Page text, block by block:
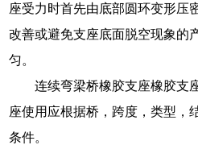
座受力时首先由底部圆环变形压
改善或避免支座底面脱空现象的
匀。
连续弯梁桥橡胶支座橡胶支
座使用应根据桥，跨度，类型，
条件。